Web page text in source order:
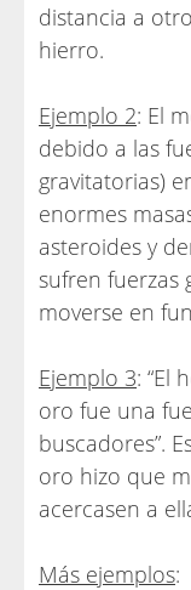
distancia a
hierro.
Ejemplo 2: El
debido a las
gravitatorias)
enormes
asteroides y
sufren fuerzas
moverse en
Ejemplo 3: “El
oro fue una
buscadores”.
oro hizo que
acercasen a
Más ejemplos: